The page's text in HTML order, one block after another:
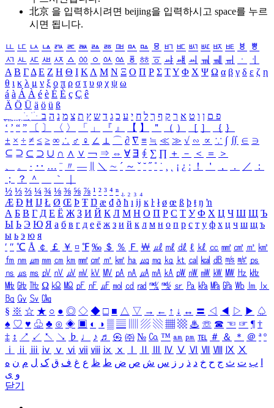
北京 을 입력하시려면 beijing을 입력하시고 space를 누르
시면 됩니다.
ㅥ ㅦ ㅧ ㅨ ㅩ ㅪ ㅫ ㅬ ㅭ ㅮ ㅯ ㅰ ㅱ ㅲ ㅳ ㅴ ㅵ ㅶ ㅷ ㅸ
ㅹ
ㅺ ㅻ ㅼ ㅽ ㅾ ㅿ ㆀ ㆁ ㆂ ㆃ ㆄ ㆅ ㆆ ㆇ ㆈ ㆉ ㆊ ㆋ ㆌ ㆍ
ㆎ
Α Β ΓΔ Ε Ζ Η Θ Ι ΚΛ Μ Ν Ξ Ο Π Ρ Σ ΤΥ Φ Χ Ψ Ω α β γ δ ε ζ η
θ ι κ λ μ ν ξ ο π ρ σ τ υ φ χ ψ ω
á à Á À é è É È ç Ç ê
Ä Ö Ü ä ö ü ß
ִֶֹ ֻּ ׁׂ פ ם ן ו ט א ר ק ף ך ל ח י ע כ ג ד ש ץ ת צ מ נ ה ב
‘ ’ “ ” 〔 〕 〈 〉 「 」 『 』 【 】 ＂ （ ） ［ ］ ｛ ｝
± × ÷ ≠ ≤ ≥ ∞ ∴ ♂ ♀ ∠ ⊥ ⌒ ∂ ∇ ≡ ≒ ≪ ≫ √ ∽ ∝ ∵ ∫ ∬ ∈ ∋
⊆ ⊇ ⊂ ⊃ ∪ ∩ ∧ ∨ ￢ ⇒ ⇔ ∀ ∃ ∮ ∑ ∏ ＋ － ＜ ＝
＞
、
。 · ‥ … ¨ 〃 ― ＼ ∼ ´ ～ ˇ ˘ ˝ ˚ ˙ ¸ ¡ ¿ ː ！ ＇ ， ． ／
：
；
？ ＾ ｀
½ ⅓ ⅔ ¼ ¾ ⅛ ⅜ ⅝ ⅞ ¹ ² ³ ⁴ ⁿ ₁ ₂ ₃ ₄
Æ Ð Ħ Ĳ Ł Ø Œ Þ Ŧ Ŋ æ đ ð ħ ı ĳ ĸ ŀ ł ø œ ß þ ŧ ŋ ŉ
А Б В Г Д Е Ё Ж З И Й К Л М Н О П Р С Т У Ф Х Ц Ч Ш Щ Ъ
Ы Ь Э Ю Я а б в г д е ё ж з и й к л м н о п р с т у ф х ц ч ш щ ъ
ы ь э ю я
′ ″ ℃ Å ￠ ￡ ￥ ¤ ℉ ‰ ＄ ％ Ｆ ￦ ㎕ ㎖ ㎗ ℓ ㎘ ㏄ ㎣ ㎤ ㎥ ㎦
㎙ ㎚ ㎛ ㎜ ㎝ ㎞ ㎟ ㎠ ㎡ ㎢ ㏊ ㎍ ㎎ ㎏ ㏏ ㎈ ㎉ ㏈ ㎧ ㎨ ㎰
㎱ ㎲ ㎳ ㎴ ㎵ ㎶ ㎷ ㎸ ㎹ ㎀ ㎁ ㎂ ㎃ ㎄ ㎺ ㎻ ㎽ ㎾ ㎿ ㎐ ㎑
㎒ ㎓ ㎔ Ω ㏀ ㏁ ㎊ ㎋ ㎌ ㏖ ㏅ ㎭ ㎮ ㎯ ㏛ ㎩ ㎪ ㎫ ㎬ ㏝ ㏐
㏓
㏃ ㏉ ㏜ ㏆
§ ※ ☆ ★ ○ ● ◎ ◇ ◆ □ ■ △ ▽ → ← ↑ ↓ ↔ 〓 ◁ ◀ ▷ ▶ ♤
♠ ♡ ♥ ♧ ♣ ⊙ ◈ ▣ ◐ ◑ ▒ ▤ ▨ ▧ ▦ ▩ ♨ ☏ ☎ ☜ ☞ ¶ †
‡ ↕ ↗ ↙ ↖ ↘ ♭ ♩ ♪ ♬ ㉿ ㈜ № ㏇ ™ ㏂ ㏘ ℡ ＃ ＆ ＊ ＠ ª º
ⅰ
ⅱ ⅲ ⅳ ⅴ ⅵ ⅶ ⅷ ⅸ ⅹ Ⅳ Ⅴ Ⅵ Ⅶ Ⅷ Ⅸ Ⅹ
ب ت ث ج ح خ د ذ ر ز س ش ص ض ط ظ ع غ ف ق ک ل م ن ه
و ی
닫기